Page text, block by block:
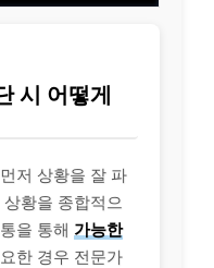
시 어떻게
저 상황을 잘 파
황을 종합적으
을 통해 가능한
한 경우 전문가